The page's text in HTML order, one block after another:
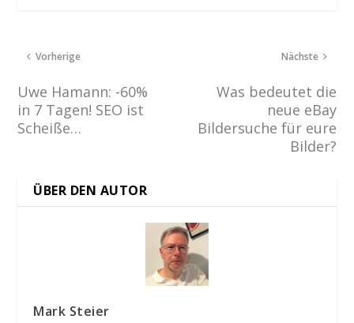
Vorherige
Uwe Hamann: -60%
in 7 Tagen! SEO ist
Scheiße…
Nächste
Was bedeutet die
neue eBay
Bildersuche für eure
Bilder?
ÜBER DEN AUTOR
Mark Steier